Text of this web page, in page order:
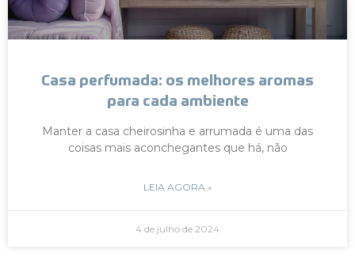
Casa perfumada: os melhores aromas
para cada ambiente
Manter a casa cheirosinha e arrumada é uma das
coisas mais aconchegantes que há, não
LEIA AGORA »
4 de julho de 2024